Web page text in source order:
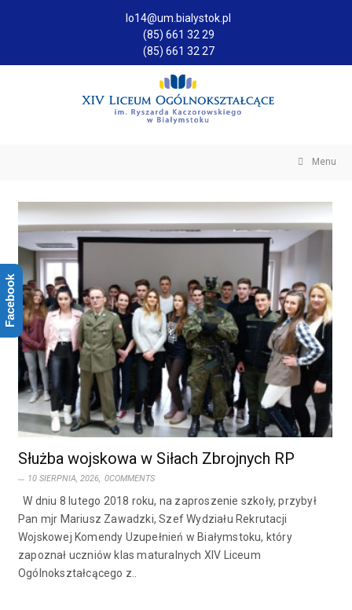
lo14@um.bialystok.pl
(85) 661 32 29
(85) 661 32 27
Menu
Służba wojskowa w Siłach Zbrojnych RP
10 SIERPNIA, 2026, 0COMMENTS
W dniu 8 lutego 2018 roku, na zaproszenie szkoły, przybył
Pan mjr Mariusz Zawadzki, Szef Wydziału Rekrutacji
Wojskowej Komendy Uzupełnień w Białymstoku, który
zapoznał uczniów klas maturalnych XIV Liceum
Ogólnokształcącego z..
Facebook